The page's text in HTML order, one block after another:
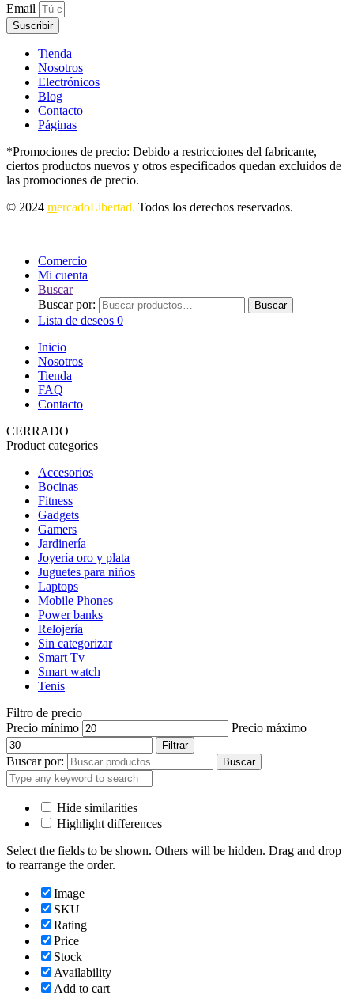
Email
Suscribir
Tienda
Nosotros
Electrónicos
Blog
Contacto
Páginas
*Promociones de precio: Debido a restricciones del fabricante,
ciertos productos nuevos y otros especificados quedan excluidos de
las promociones de precio.
© 2024 mercadoLibertad. Todos los derechos reservados.
Comercio
Mi cuenta
Buscar
Buscar por:
Buscar
Lista de deseos 0
Inicio
Nosotros
Tienda
FAQ
Contacto
CERRADO
Product categories
Accesorios
Bocinas
Fitness
Gadgets
Gamers
Jardinería
Joyería oro y plata
Juguetes para niños
Laptops
Mobile Phones
Power banks
Relojería
Sin categorizar
Smart Tv
Smart watch
Tenis
Filtro de precio
Precio mínimo
Precio máximo
Filtrar
Buscar por: Buscar
Hide similarities
Highlight differences
Select the fields to be shown. Others will be hidden. Drag and drop
to rearrange the order.
Image
SKU
Rating
Price
Stock
Availability
Add to cart